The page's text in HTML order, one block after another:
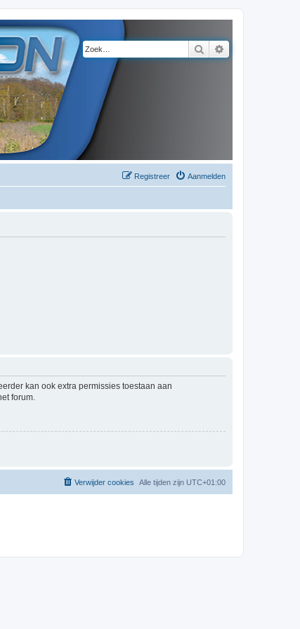
Zoek
Aanmelden
Registreer
kan ook extra permissies toestaan aan
forum.
Alle tijden zijn UTC+01:00
Verwijder cookies